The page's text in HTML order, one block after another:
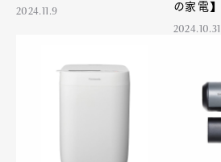
2024.11.9
の家電】
2024.10.31